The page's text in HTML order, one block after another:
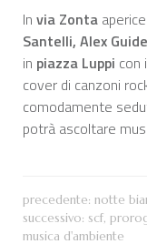
In via Zonta
Santelli, Alex
in piazza Luppi con
cover di canzoni
comodamente
potrà ascoltare
precedente: notte
successivo: scf,
musica d'ambiente